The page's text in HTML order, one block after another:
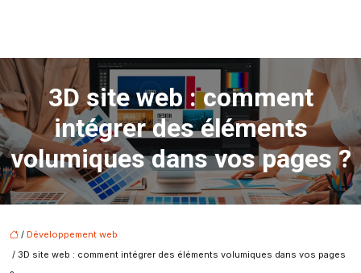
3D site web : comment
intégrer des éléments
volumiques dans vos pages ?
/ Développement web
/ 3D site web : comment intégrer des éléments volumiques dans vos pages